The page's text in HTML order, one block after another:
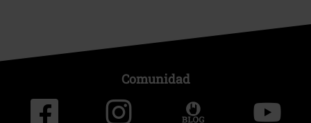
Comunidad